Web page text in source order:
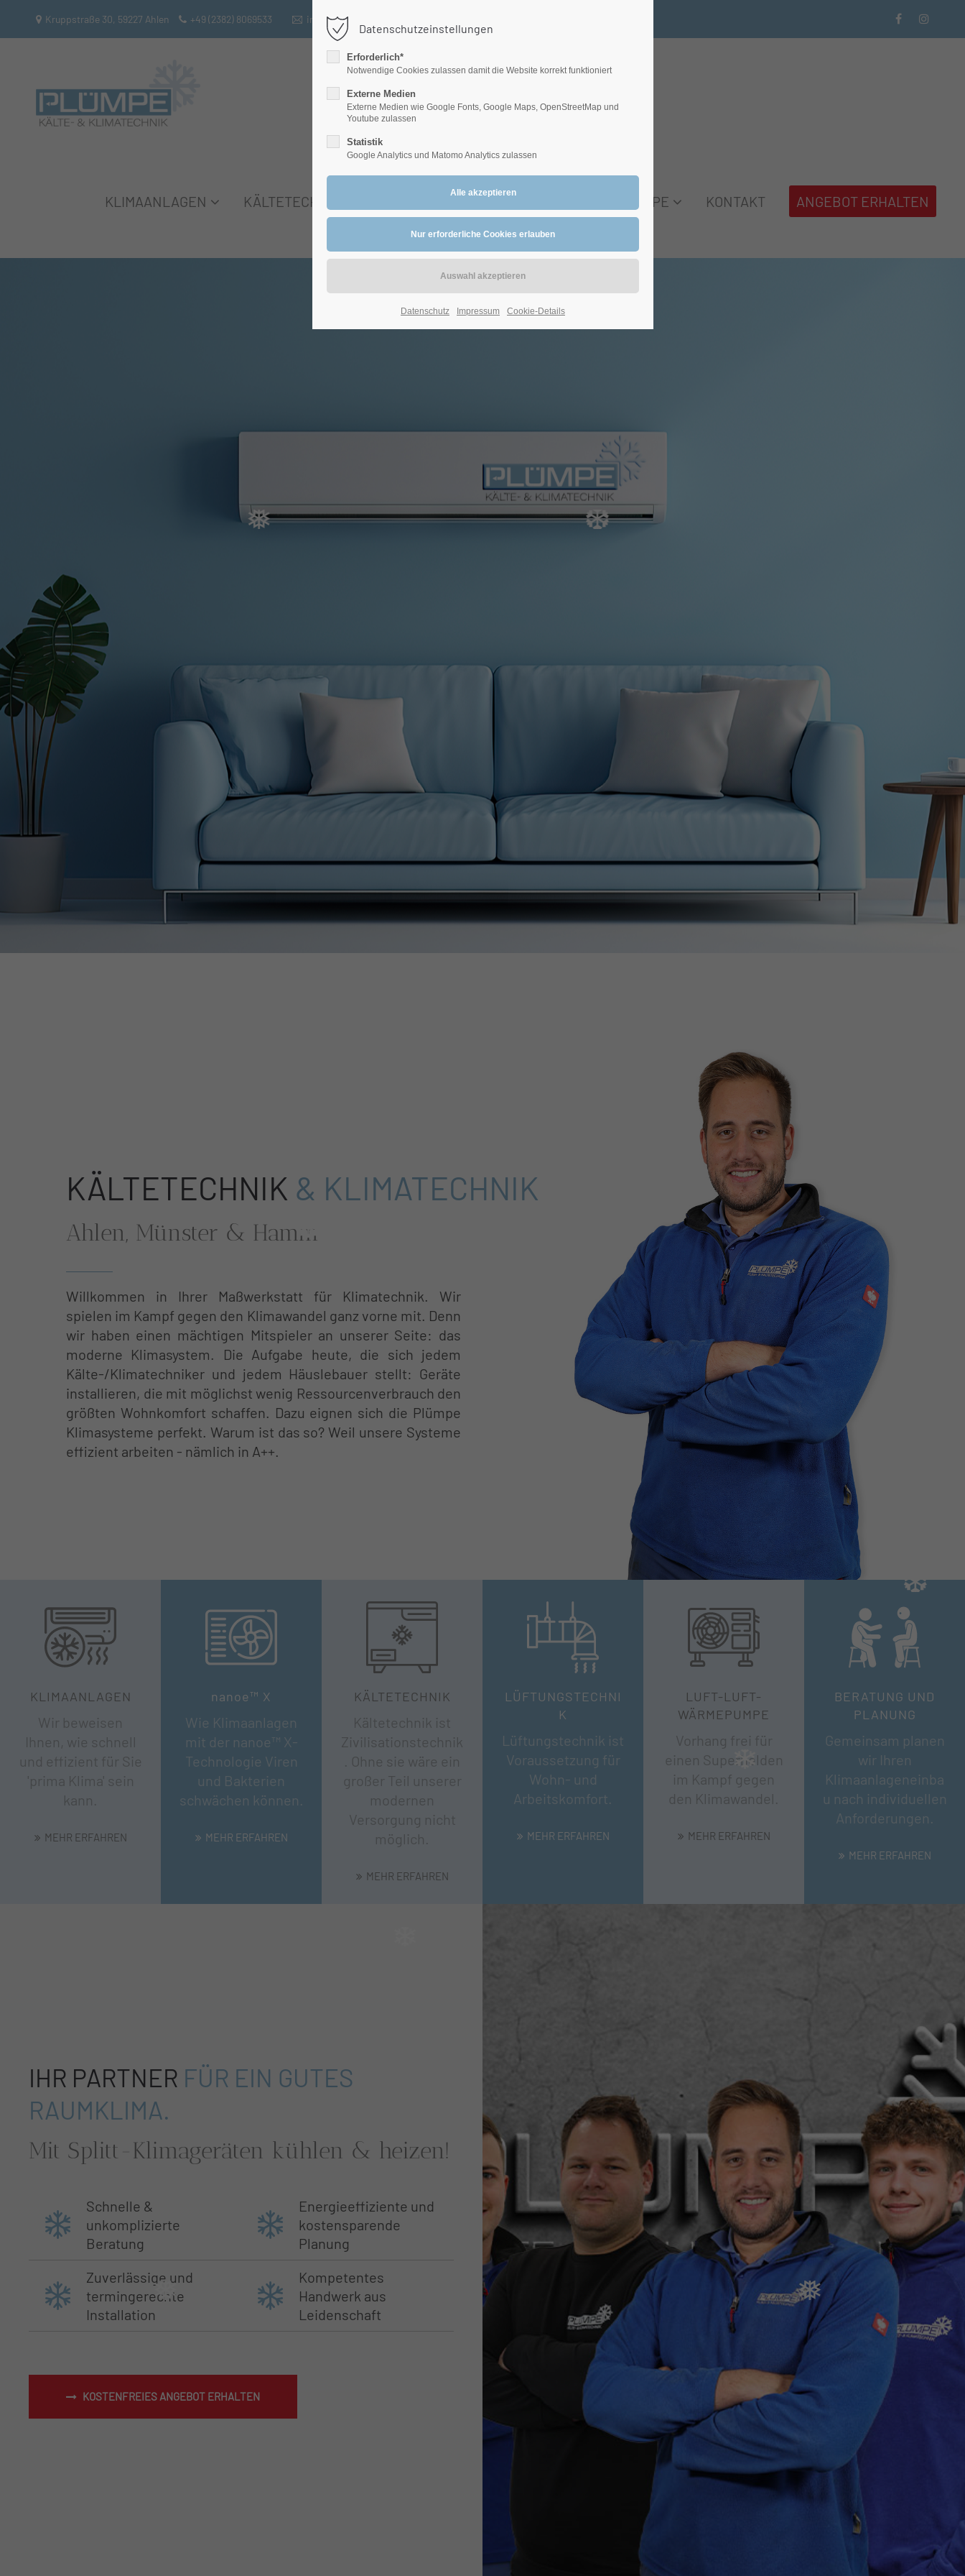
Login Support
Lorem ipsum dolor sit amet:
24h/ 365days
We offer support for our customers
(GMT +1)
376-293 City Road, Suite 600
Have any questions?
Drop us a line
info@yourdomain.com
About us
sociis natoque penatibus et
magnis dis parturient
Kruppstraße 30, 59227 Ahlen +49 (2382) 8069533 info@klimatechnik-pluempe.de
KLIMAANLAGEN KÄLTETECHNIK LÜFTUNGSTECHNIK WARTUNG PLÜMPE KONTAKT ANGEBOT ERHALTEN
❆
❅
& KLIMATECHNIK
& Hamm
KÄLTETECHNIK & KLIMATECHNIK
Ahlen, Münster & Hamm
Willkommen in Ihrer Maßwerkstatt für Klimatechnik. Wir
spielen im Kampf gegen den Klimawandel ganz vorne mit. Denn
wir haben einen mächtigen Mitspieler an unserer Seite: das
moderne Klimasystem. Die Aufgabe heute, die sich jedem
Kälte-/Klimatechniker und jedem Häuslebauer stellt: Geräte
installieren, die mit möglichst wenig Ressourcenverbrauch den
größten Wohnkomfort schaffen. Dazu eignen sich die Plümpe
Klimasysteme perfekt. Warum ist das so? Weil unsere Systeme
effizient arbeiten - nämlich in A++.
KLIMAANLAGEN
Wir beweisen
Ihnen, wie schnell
und effizient für Sie
'prima Klima' sein
kann.
MEHR ERFAHREN
nanoe™ X
Wie Klimaanlagen
mit der nanoe™ X-
Technologie Viren
und Bakterien
schwächen können.
MEHR ERFAHREN
KÄLTETECHNIK
Kältetechnik ist
Zivilisationstechnik
. Ohne sie wäre ein
großer Teil unserer
modernen
Versorgung nicht
möglich.
MEHR ERFAHREN
LÜFTUNGSTECHNI
K
Lüftungstechnik ist
Voraussetzung für
Wohn- und
Arbeitskomfort.
MEHR ERFAHREN
LUFT-LUFT-
WÄRMEPUMPE
Vorhang frei für
einen Superhelden
im Kampf gegen
den Klimawandel.
MEHR ERFAHREN
BERATUNG UND
PLANUNG
Gemeinsam planen
wir Ihren
Klimaanlageneinba
u nach individuellen
Anforderungen.
MEHR ERFAHREN
IHR PARTNER FÜR EIN GUTES
RAUMKLIMA.
Mit Splitt-Klimageräten kühlen & heizen!
Schnelle &
unkomplizierte
Beratung
Energieeffiziente und
kostensparende
Planung
Zuverlässige und
termingerechte
Installation
Kompetentes
Handwerk aus
Leidenschaft
KOSTENFREIES ANGEBOT ERHALTEN
Datenschutzeinstellungen
Erforderlich*
Notwendige Cookies zulassen damit die Website korrekt funktioniert
Externe Medien
Externe Medien wie Google Fonts, Google Maps, OpenStreetMap und
Youtube zulassen
Statistik
Google Analytics und Matomo Analytics zulassen
Datenschutz Impressum Cookie-Details